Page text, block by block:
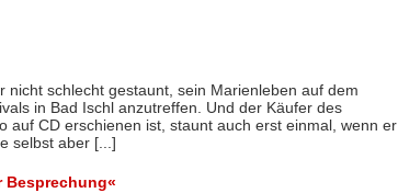
nicht schlecht gestaunt, sein Marienleben auf dem
in Bad Ischl anzutreffen. Und der Käufer des
auf CD erschienen ist, staunt auch erst einmal, wenn er
selbst aber [...]
Besprechung«